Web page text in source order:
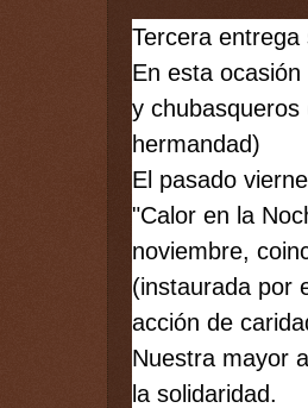
Tercera entrega
En esta
y
hermandad)
El pasado
"Calor en la
noviembre,
(instaurada por
acción de
Nuestra mayor
la solidaridad.